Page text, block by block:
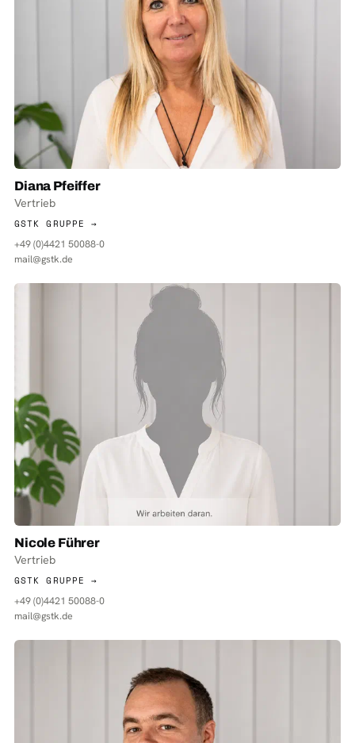
Diana Pfeiffer
Vertrieb
GSTK GRUPPE →
+49 (0)4421 50088-0
mail@gstk.de
Nicole Führer
Vertrieb
GSTK GRUPPE →
+49 (0)4421 50088-0
mail@gstk.de